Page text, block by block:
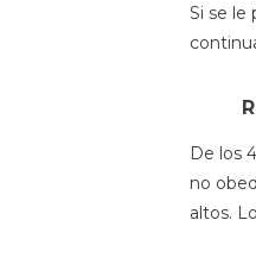
Si se le
De los
no
altos.